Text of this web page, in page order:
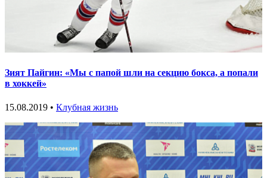
Зият Пайгин: «Мы с папой шли на секцию бокса, а попали
в хоккей»
15.08.2019 • Клубная жизнь